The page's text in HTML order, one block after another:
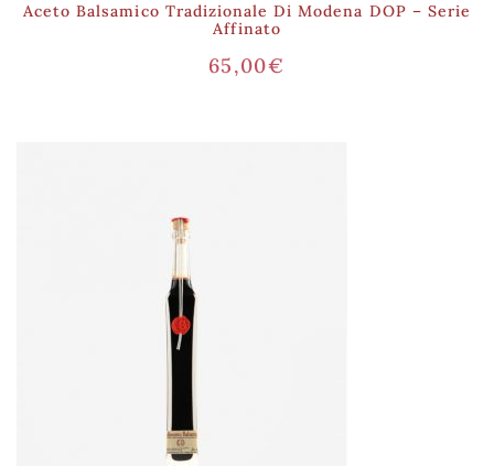
Aceto Balsamico Tradizionale Di Modena DOP – Serie
Affinato
65,00€